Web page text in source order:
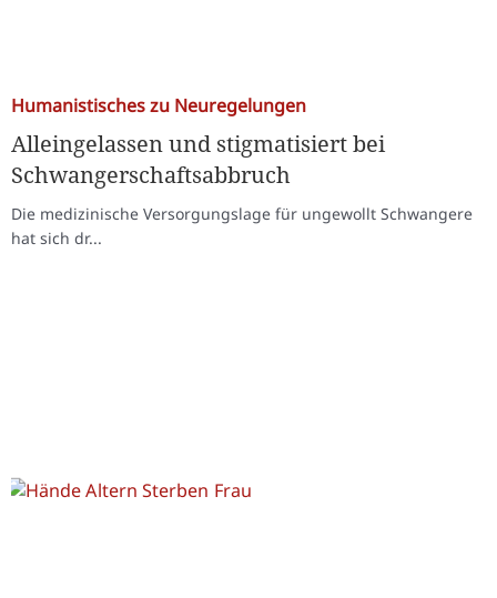
Humanistisches zu Neuregelungen
Alleingelassen und stigmatisiert bei
Schwangerschaftsabbruch
Die medizinische Versorgungslage für ungewollt Schwangere
hat sich dr...